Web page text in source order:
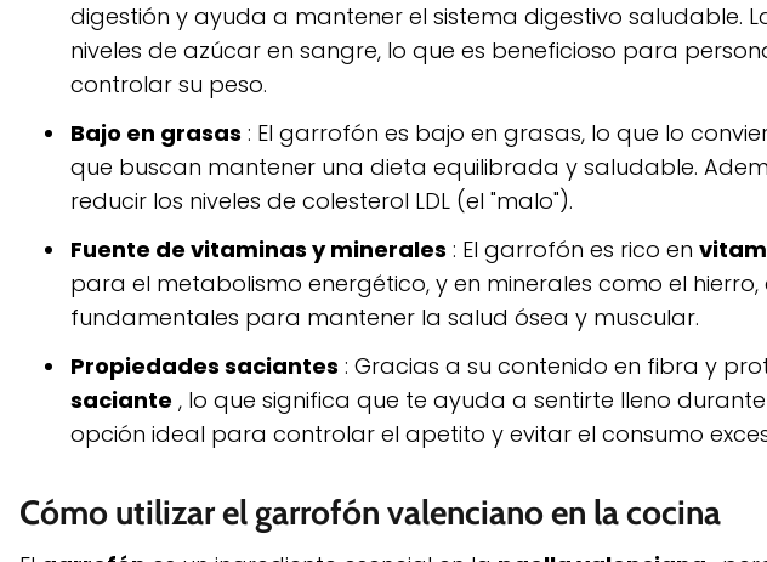
digestión y ayuda a mantener el sistema digestivo saludable.
niveles de azúcar en sangre, lo que es beneficioso para
controlar su peso.
Bajo en grasas : El garrofón es bajo en grasas, lo que lo
que buscan mantener una dieta equilibrada y saludable.
reducir los niveles de colesterol LDL (el "malo").
Fuente de vitaminas y minerales : El garrofón es rico en
para el metabolismo energético, y en minerales como el
fundamentales para mantener la salud ósea y muscular.
Propiedades saciantes : Gracias a su contenido en fibra y
saciante , lo que significa que te ayuda a sentirte lleno
opción ideal para controlar el apetito y evitar el consumo
Cómo utilizar el garrofón valenciano en la cocina